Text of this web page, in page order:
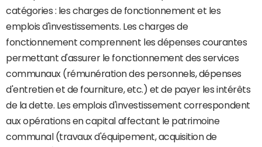
catégories : les charges de fonctionnement et les
emplois d'investissements. Les charges de
fonctionnement comprennent les dépenses courantes
permettant d'assurer le fonctionnement des services
communaux (rémunération des personnels, dépenses
d'entretien et de fourniture, etc.) et de payer les intérêts
de la dette. Les emplois d'investissement correspondent
aux opérations en capital affectant le patrimoine
communal (travaux d'équipement, acquisition de